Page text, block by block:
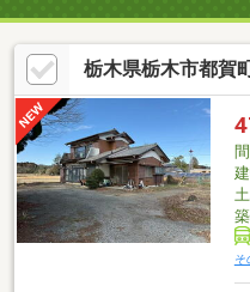
栃木県栃木市都賀
そ